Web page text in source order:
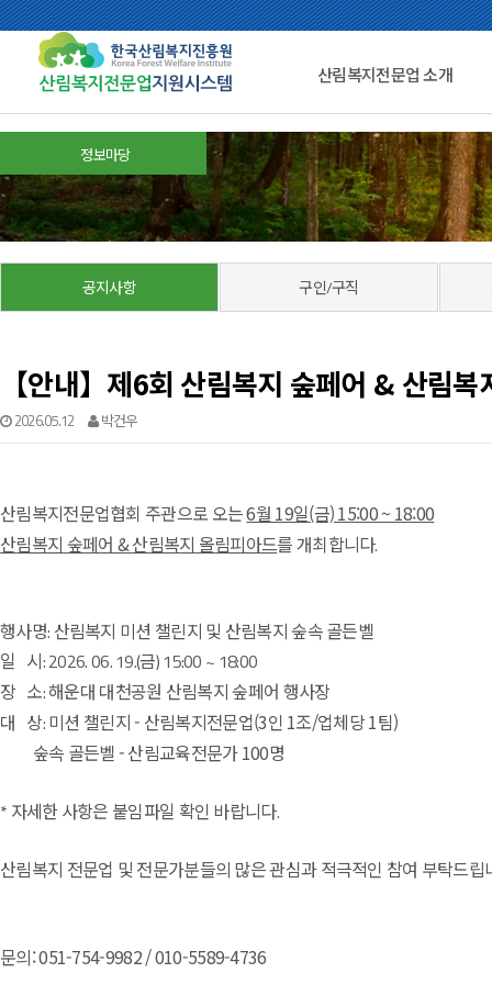
산림복지전문업 소개
정보마당
공지사항 구인/구직
【안내】제6회 산림복지 숲페어 & 산림
2026.05.12 박건우
산림복지전문업협회 주관으로 오는6월 19일(금) 15:00 ~ 18:00
산림복지 숲페어 & 산림복지 올림피아드를 개최합니다.
행사명: 산림복지 미션 챌린지 및 산림복지 숲속 골든벨
일 시: 2026. 06. 19.(금) 15:00 ~ 18:00
장 소:해운대 대천공원 산림복지 숲페어 행사장
대 상:미션 챌린지 - 산림복지전문업(3인 1조/업체당 1팀)
숲속 골든벨 - 산림교육전문가 100명
* 자세한 사항은 붙임파일 확인 바랍니다.
산림복지 전문업 및 전문가분들의 많은 관심과 적극적인 참여 부탁드립
문의: 051-754-9982 / 010-5589-4736